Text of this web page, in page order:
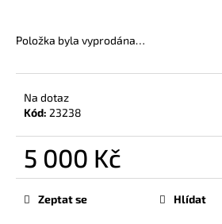
Položka byla vyprodána…
Na dotaz
Kód: 23238
5 000 Kč
Měrná
Zeptat se Hlídat
p
o
r